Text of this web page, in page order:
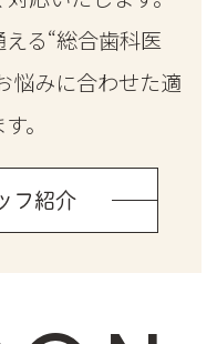
る“総合歯科医
悩みに合わせた適
。
フ紹介